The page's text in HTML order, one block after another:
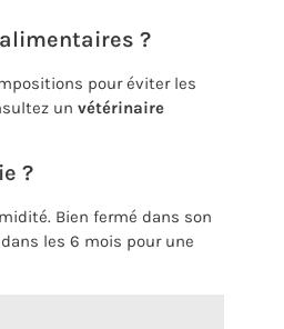
?
pour éviter les
un vétérinaire
?
Bien fermé dans son
les 6 mois pour une